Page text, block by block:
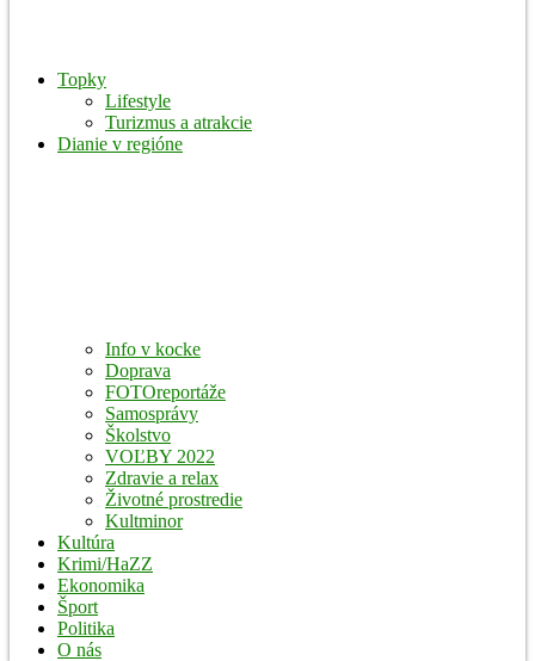
Topky
Lifestyle
Turizmus a atrakcie
Dianie v regióne
Info v kocke
Doprava
FOTOreportáže
Samosprávy
Školstvo
VOĽBY 2022
Zdravie a relax
Životné prostredie
Kultminor
Kultúra
Krimi/HaZZ
Ekonomika
Šport
Politika
O nás